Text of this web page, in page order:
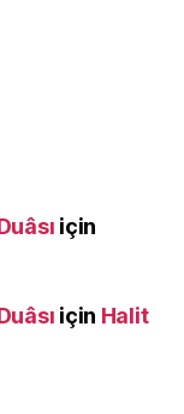
için
için Halit